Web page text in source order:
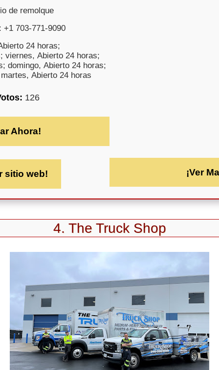
de remolque
: +1 703-771-9090
24 horas;
viernes, Abierto 24 horas;
domingo, Abierto 24 horas;
Abierto 24 horas
126
Ahora!
sitio web! ¡Ver
4. The Truck Shop